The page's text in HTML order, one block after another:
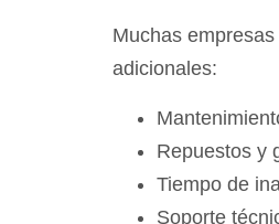
Muchas
adicionales:
Repuestos y
Tiempo de
Soporte